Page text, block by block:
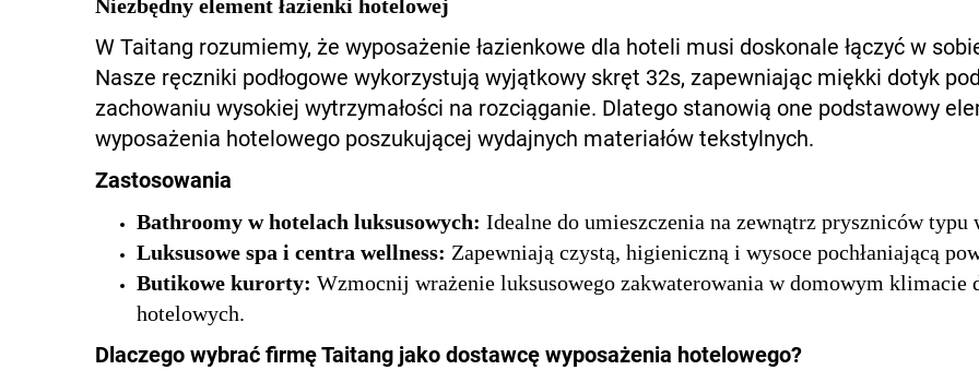
Niezbędny element łazienki hotelowej
W Taitang rozumiemy, że wyposażenie łazienkowe dla hoteli musi doskonale łączyć w
Nasze ręczniki podłogowe wykorzystują wyjątkowy skręt 32s, zapewniając miękki dotyk
zachowaniu wysokiej wytrzymałości na rozciąganie. Dlatego stanowią one podstawowy
wyposażenia hotelowego poszukującej wydajnych materiałów tekstylnych.
Zastosowania
Bathroomy w hotelach luksusowych: Idealne do umieszczenia na zewnątrz pryszniców
Luksusowe spa i centra wellness: Zapewniają czystą, higieniczną i wysoce pochłaniającą
Butikowe kurorty: Wzmocnij wrażenie luksusowego zakwaterowania w domowym
hotelowych.
Dlaczego wybrać firmę Taitang jako dostawcę wyposażenia hotelowego?